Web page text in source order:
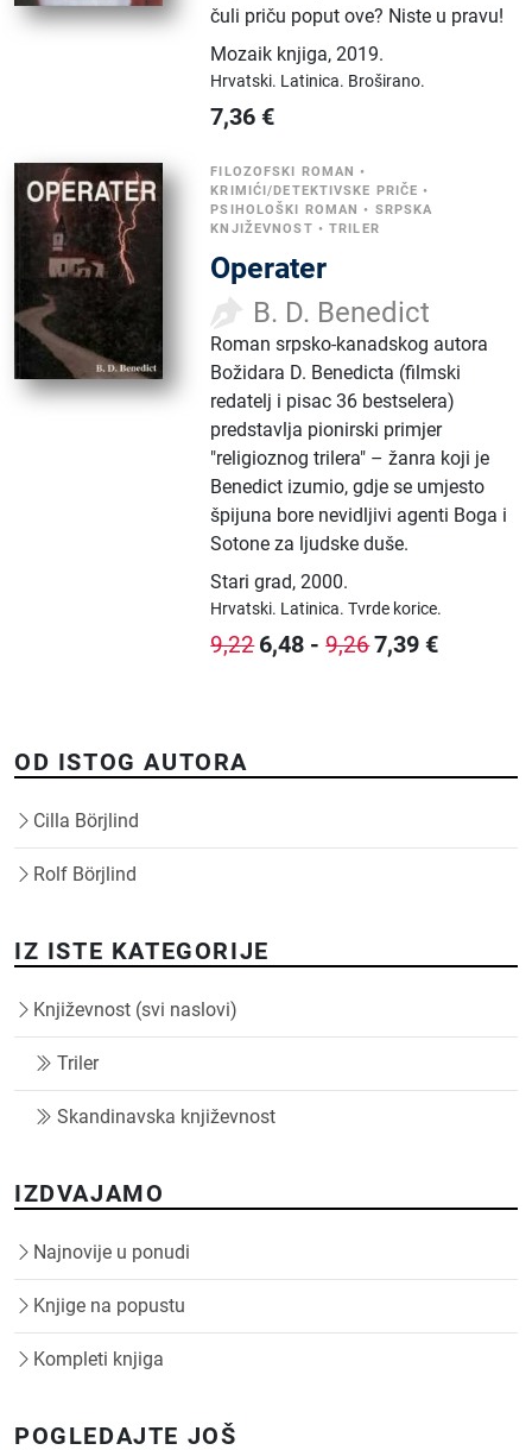
čuli priču poput ove? Niste u pravu!
Mozaik knjiga,2019.
Hrvatski. Latinica. Broširano.
7,36 €
FILOZOFSKI ROMAN •
KRIMIĆI/DETEKTIVSKE PRIČE •
PSIHOLOŠKI ROMAN • SRPSKA
KNJIŽEVNOST •TRILER
Operater
B. D. Benedict
Roman srpsko-kanadskog autora
Božidara D. Benedicta (filmski
redatelj i pisac 36 bestselera)
predstavlja pionirski primjer
"religioznog trilera" – žanra koji je
Benedict izumio, gdje se umjesto
špijuna bore nevidljivi agenti Boga i
Sotone za ljudske duše.
Stari grad,2000.
Hrvatski. Latinica.Tvrde korice.
9,22 6,48 -9,267,39 €
OD ISTOG AUTORA
Cilla Börjlind
Rolf Börjlind
IZ ISTE KATEGORIJE
Književnost (svi naslovi)
Triler
Skandinavska književnost
IZDVAJAMO
Najnovije u ponudi
Knjige na popustu
Kompleti knjiga
POGLEDAJTE JOŠ